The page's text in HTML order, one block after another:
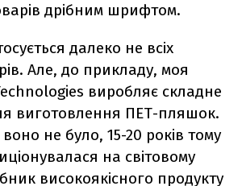
дрібним шрифтом.
далеко не всіх
Але, до прикладу, моя
виробляє складне
виготовлення ПЕТ-пляшок.
не було, 15-20 років тому
на світовому
високоякісного продукту